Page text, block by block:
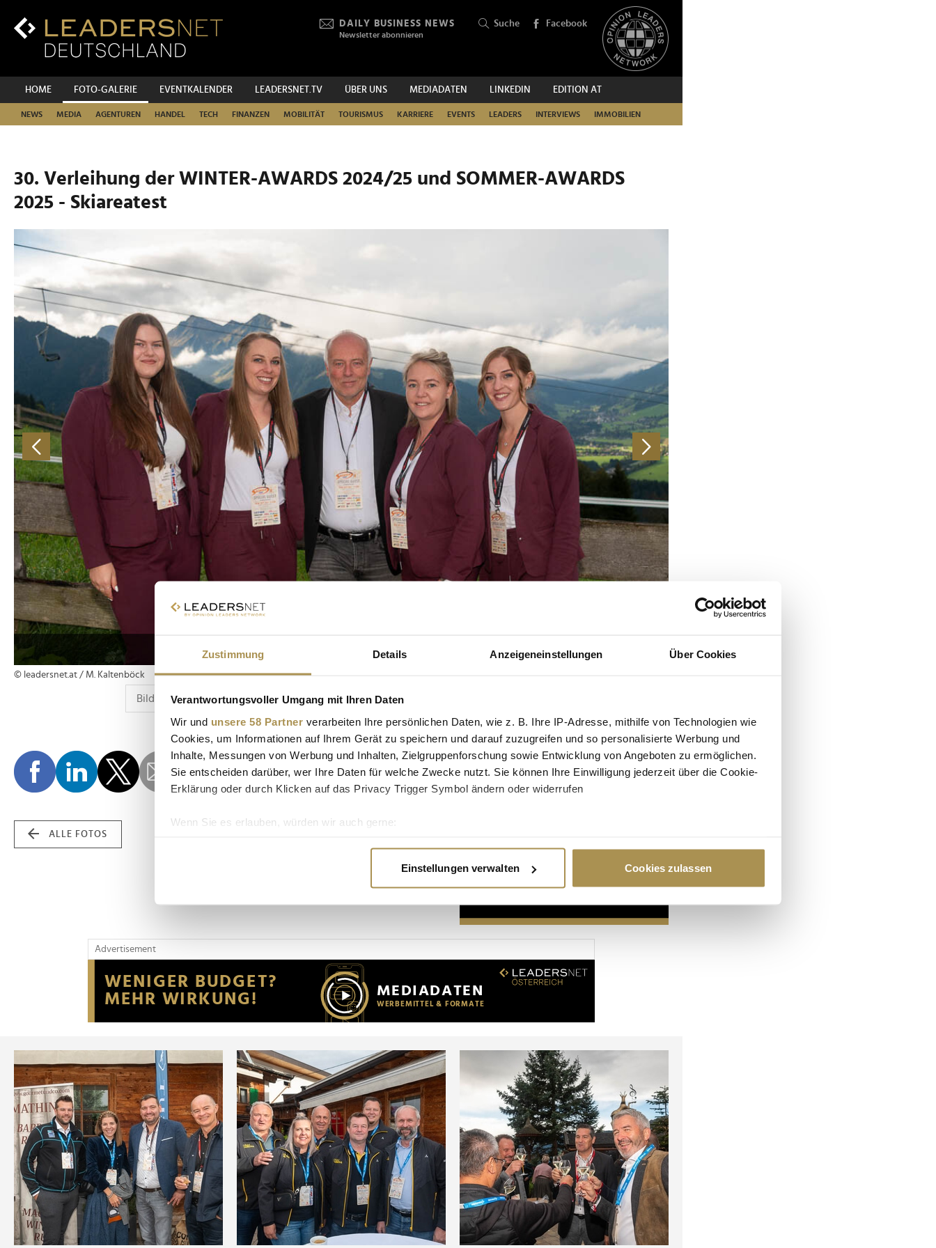
Zustimmung Details Anzeigeneinstellungen Über Cookies
Verantwortungsvoller Umgang mit Ihren Daten
Wir und unsere 58 Partner verarbeiten Ihre persönlichen Daten, wie z. B. Ihre IP-Adresse, mithilfe von Technologien wie
Cookies, um Informationen auf Ihrem Gerät zu speichern und darauf zuzugreifen und so personalisierte Werbung und
Inhalte, Messungen von Werbung und Inhalten, Zielgruppenforschung sowie Entwicklung von Angeboten zu ermöglichen.
Sie entscheiden darüber, wer Ihre Daten für welche Zwecke nutzt. Sie können Ihre Einwilligung jederzeit über die Cookie-
Erklärung oder durch Klicken auf das Privacy Trigger Symbol ändern oder widerrufen
Wenn Sie es erlauben, würden wir auch gerne:
Erfahren Sie mehr darüber, wie Ihre persönlichen Daten verarbeitet werden, und legen Sie Ihre Präferenzen im
Wir verwenden Cookies, um Inhalte und Anzeigen zu personalisieren, Funktionen für soziale Medien anbieten zu können
Website an unsere Partner für soziale Medien, Werbung und Analysen weiter. Unsere Partner führen diese Informationen
möglicherweise mit weiteren Daten zusammen, die Sie ihnen bereitgestellt haben oder die sie im Rahmen Ihrer Nutzung
der Dienste gesammelt haben.
Einstellungen verwalten Cookies zulassen
Inhalt
Hauptnavigation
DAILY BUSINESS NEWS
Newsletter abonnieren
Suche Facebook
HOME FOTO-GALERIE EVENTKALENDER LEADERSNET.TV ÜBER UNS MEDIADATEN LINKEDIN EDITION AT
NEWS MEDIA AGENTUREN HANDEL TECH FINANZEN MOBILITÄT TOURISMUS KARRIERE EVENTS LEADERS INTERVIEWS IMMOBILIEN
SUCHEN
30. Verleihung der WINTER-AWARDS 2024/25 und SOMMER-AWARDS
2025 - Skiareatest
© leadersnet.at / M. Kaltenböck
ALLE FOTOS
Advertisement
Advertisement